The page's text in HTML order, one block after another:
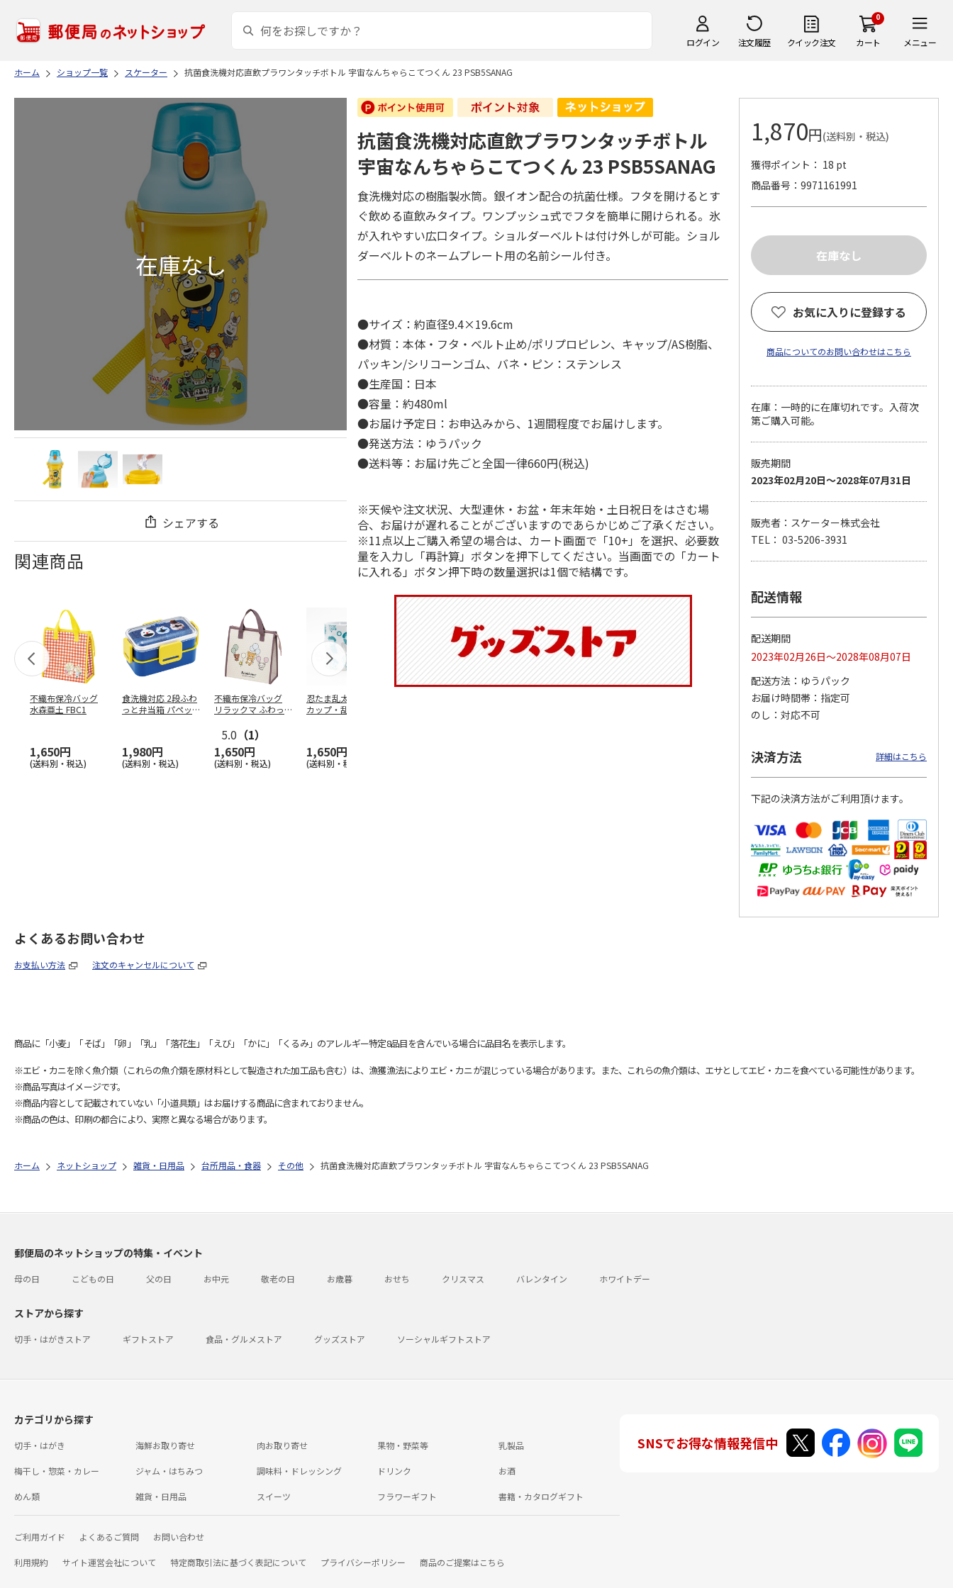
ログイン 注文履歴 クイック注文
0
カート メニュー
ホーム ショップ一覧 スケーター 抗菌食洗機対応直飲プラワンタッチボトル 宇宙なんちゃらこてつくん 23 PSB5SANAG
シェアする
関連商品
不織布保冷バッグ
水森亜土 FBC1
1,650円
(送料別・税込)
食洗機対応 2段ふわ
っと弁当箱 パペッ
1,980円
(送料別・税込)
不織布保冷バッグ
リラックマ ふわっ
5.0 （1）
1,650円
(送料別・税込)
忍たま乱太郎 マグ
カップ・乱太郎・き
1,650円
(送料別・税込)
コーデュロイ生地ラ
ンチバッグ ハロー
キティ KCOB2
2,200円
(送料別・税込)
1,320円
(送料別・税込)
抗菌食洗機対応直飲プラワンタッチボトル
宇宙なんちゃらこてつくん 23 PSB5SANAG
食洗機対応の樹脂製水筒。銀イオン配合の抗菌仕様。フタを開けるとす
ぐ飲める直飲みタイプ。ワンプッシュ式でフタを簡単に開けられる。氷
が入れやすい広口タイプ。ショルダーベルトは付け外しが可能。ショル
ダーベルトのネームプレート用の名前シール付き。
●サイズ：約直径9.4×19.6cm
●材質：本体・フタ・ベルト止め/ポリプロピレン、キャップ/AS樹脂、
パッキン/シリコーンゴム、バネ・ピン：ステンレス
●生産国：日本
●容量：約480ml
●お届け予定日：お申込みから、1週間程度でお届けします。
●発送方法：ゆうパック
●送料等：お届け先ごと全国一律660円(税込)
※天候や注文状況、大型連休・お盆・年末年始・土日祝日をはさむ場
合、お届けが遅れることがございますのであらかじめご了承ください。
※11点以上ご購入希望の場合は、カート画面で「10+」を選択、必要数
量を入力し「再計算」ボタンを押下してください。当画面での「カート
に入れる」ボタン押下時の数量選択は1個で結構です。
1,870円(送料別・税込)
獲得ポイント： 18 pt
商品番号
9971161991
お気に入りに登録する
商品についてのお問い合わせはこちら
在庫：一時的に在庫切れです。入荷次
第ご購入可能。
販売期間
2023年02月20日～2028年07月31日
販売者：スケーター株式会社
TEL： 03-5206-3931
配送情報
配送期間
2023年02月26日～2028年08月07日
配送方法
ゆうパック
お届け時間帯
指定可
のし
対応不可
決済方法 詳細はこちら
下記の決済方法がご利用頂けます。
よくあるお問い合わせ
お支払い方法 注文のキャンセルについて
商品に「小麦」「そば」「卵」「乳」「落花生」「えび」「かに」「くるみ」のアレルギー特定8品目を含んでいる場合に品目名を表示します。
※エビ・カニを除く魚介類（これらの魚介類を原材料として製造された加工品も含む）は、漁獲漁法によりエビ・カニが混じっている場合があります。また、これらの魚介類は、エサとしてエビ・カニを食べている可能性があります。
※商品写真はイメージです。
※商品内容として記載されていない「小道具類」はお届けする商品に含まれておりません。
※商品の色は、印刷の都合により、実際と異なる場合があります。
ホーム ネットショップ 雑貨・日用品 台所用品・食器 その他 抗菌食洗機対応直飲プラワンタッチボトル 宇宙なんちゃらこてつくん 23 PSB5SANAG
郵便局のネットショップの特集・イベント
母の日 こどもの日 父の日 お中元 敬老の日 お歳暮 おせち クリスマス バレンタイン ホワイトデー
ストアから探す
切手・はがきストア ギフトストア 食品・グルメストア グッズストア ソーシャルギフトストア
カテゴリから探す
切手・はがき 海鮮お取り寄せ 肉お取り寄せ 果物・野菜等 乳製品
梅干し・惣菜・カレー ジャム・はちみつ 調味料・ドレッシング ドリンク お酒
めん類 雑貨・日用品 スイーツ フラワーギフト 書籍・カタログギフト
ご利用ガイド よくあるご質問 お問い合わせ
利用規約 サイト運営会社について 特定商取引法に基づく表記について プライバシーポリシー 商品のご提案はこちら
SNSでお得な情報発信中